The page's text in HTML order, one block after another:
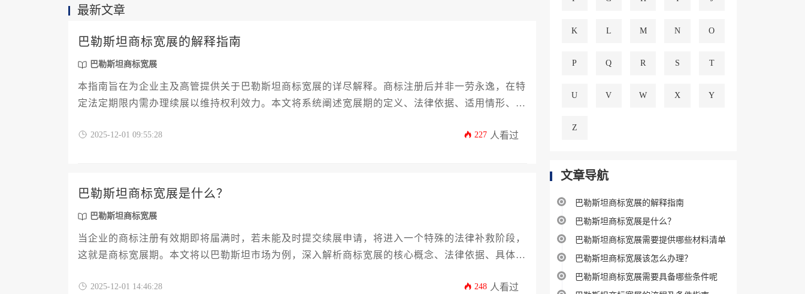
最新文章
巴勒斯坦商标宽展的解释指南
巴勒斯坦商标宽展
本指南旨在为企业主及高管提供关于巴勒斯坦商标宽展的详尽解释。商标注册后并非一劳永逸，在特
定法定期限内需办理续展以维持权利效力。本文将系统阐述宽展期的定义、法律依据、适用情形、申
避免因疏忽导致权利失效，从而稳固品牌在市场中的法律地位。
2025-12-01 09:55:28 227 人看过
巴勒斯坦商标宽展是什么？
巴勒斯坦商标宽展
当企业的商标注册有效期即将届满时，若未能及时提交续展申请，将进入一个特殊的法律补救阶段，
这就是商标宽展期。本文将以巴勒斯坦市场为例，深入解析商标宽展的核心概念、法律依据、具体流
准确把握这个关键的法律窗口期，有效规避因商标失效而带来的市场风险和权益损失，确保品牌资产
2025-12-01 14:46:28 248 人看过
K L M N O
P Q R S T
U V W X Y
Z
文章导航
巴勒斯坦商标宽展的解释指南
巴勒斯坦商标宽展是什么？
巴勒斯坦商标宽展需要提供哪些材料清单
巴勒斯坦商标宽展该怎么办理？
巴勒斯坦商标宽展需要具备哪些条件呢